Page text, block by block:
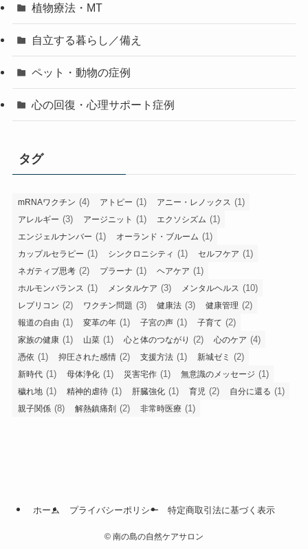
植物療法・MT
自立する暮らし／備え
ペット・動物の症例
心の回復・心理サポート症例
タグ
mRNAワクチン (4) アトピー (1) アニー・レノックス (1)
アレルギー (3) アージニット (1) エクソシズム (1)
エンジェルナンバー (1) オーランド・ブルーム (1)
カップルセラピー (1) シンクロニシティ (1) セルフケア (1)
ネガティブ思考 (2) プラーナ (1) ヘアケア (1)
ホルモンバランス (1) メンタルケア (3) メンタルヘルス (10)
レプリコン (2) ワクチン問題 (3) 健康法 (3) 健康管理 (2)
報道の自由 (1) 変革の年 (1) 子宮の声 (1) 子育て (2)
家族の健康 (1) 山菜 (1) 心と体のつながり (2) 心のケア (4)
憑依 (1) 抑圧された感情 (2) 支援方法 (1) 新城ゼミ (2)
新時代 (1) 母体浄化 (1) 災害宅作 (1) 無意識のメッセージ (1)
穢れ地 (1) 精神的虐待 (1) 肝臓強化 (1) 育児 (2) 自分に還る (1)
親子関係 (8) 解熱鎮痛剤 (2) 非常時医療 (1)
ホーム プライバシーポリシー 特定商取引法に基づく表示
© 南の島の自然ケアサロン